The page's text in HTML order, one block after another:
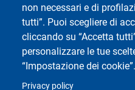
non necessari e di
tutti”. Puoi scegliere di
cliccando su “Accetta
personalizzare le tue
“Impostazione dei cookie”.
Privacy policy